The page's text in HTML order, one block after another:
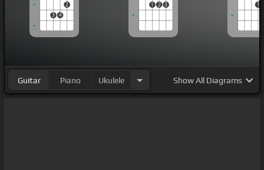
cicatrices3 4
2 1 2 3
1
Guitar Piano Ukulele ShowAll Diagrams